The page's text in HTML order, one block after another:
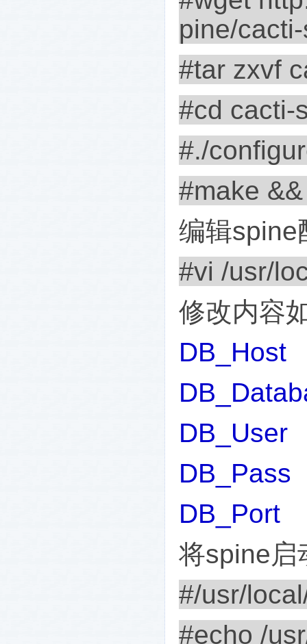
pine/
#tar zxvf
#cd cacti-
#./
#make
编辑spine
#vi /usr/
修改内容
将spine启
#/usr/
#echo /